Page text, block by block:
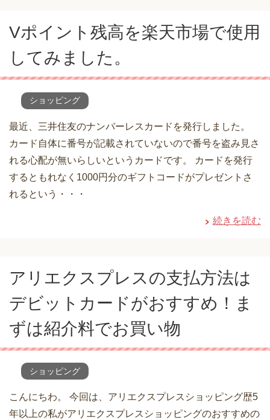
Vポイント残高を楽天市場で使用
してみました。
ショッピング
最近、三井住友のナンバーレスカードを発行しました。
カード自体に番号が記載されていないので番号を盗み見さ
れる心配が無いらしいというカードです。 カードを発行
するともれなく1000円分のギフトコードがプレゼントさ
れるという・・・
続きを読む
アリエクスプレスの支払方法は
デビットカードがおすすめ！ま
ずは紹介料でお買い物
ショッピング
こんにちわ。 今回は、アリエクスプレスショッピング歴5
年以上の私がアリエクスプレスショッピングのおすすめの